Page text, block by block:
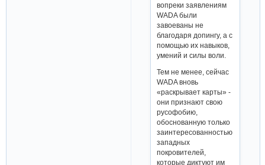
вопреки заявлениям
WADA были
завоеваны не
благодаря допингу, а с
помощью их навыков,
умений и силы воли.
Тем не менее, сейчас
WADA вновь
«раскрывает карты» -
они признают свою
русофобию,
обоснованную только
заинтересованностью
западных
покровителей,
которые диктуют им